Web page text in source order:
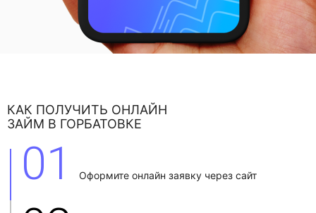
КАК ПОЛУЧИТЬ ОНЛАЙН
ЗАЙМ В ГОРБАТОВКЕ
01 Оформите онлайн заявку через сайт